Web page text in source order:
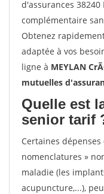
d'assurances 38240
complémentaire
Obtenez
adaptée à vos
ligne à MEYLAN
mutuelles
Quelle est
senior tarif
Certaines
nomenclatures »
maladie (les
acupuncture,...),